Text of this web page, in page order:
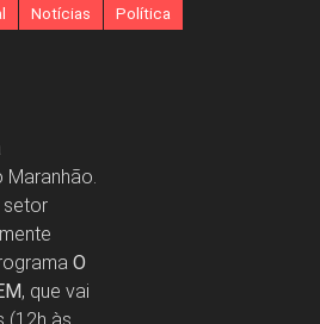
Notícias Política
Maranhão.
setor
O
, que vai